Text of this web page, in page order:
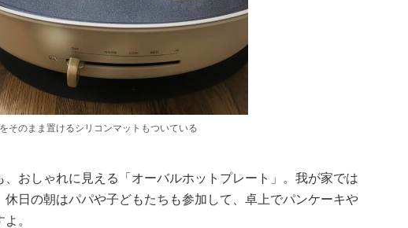
そのまま置けるシリコンマットもついている
おしゃれに見える「オーバルホットプレート」。我が家では
日の朝はパパや子どもたちも参加して、卓上でパンケーキや
。